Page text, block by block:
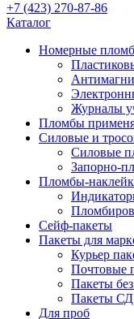
+7 (423) 270-87-86
Каталог
Номерные
Журналы
Пломбы
Силовые и
Силовые
Запорно-
Пломбы-
Сейф-пакеты
Пакеты для
Курьер
Почтовые
Пакеты
Пакеты СД
Для проб